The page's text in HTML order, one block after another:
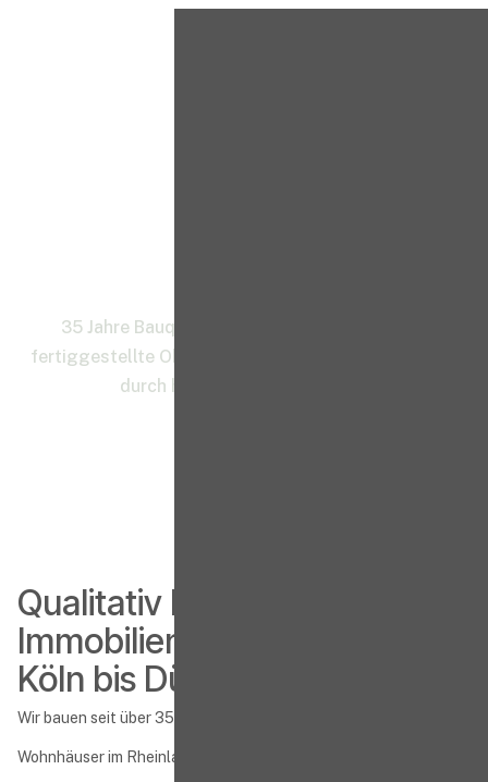
35 Jahre Bauqualität im Rheinland – über 500
fertiggestellte Objekte von Planung bis Ausführung
durch hausinterne Architekten
Wir bauen seit über 35 Jahren architektonisch gelungene
Wohnhäuser im Rheinland - in ausgewählten Lagen von Köln,
Qualitativ hochwertige
Immobilien im Rheinland von
Köln bis Düsseldorf